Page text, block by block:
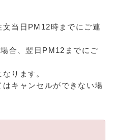
当日PM12時までにご連
合、翌日PM12までにご
ります。
キャンセルができない場